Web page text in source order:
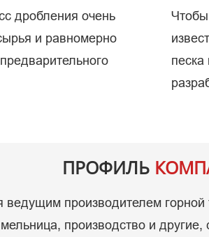
дробления очень
и равномерно
Чтобы
ПРОФИЛЬ
производителем горной
производство и